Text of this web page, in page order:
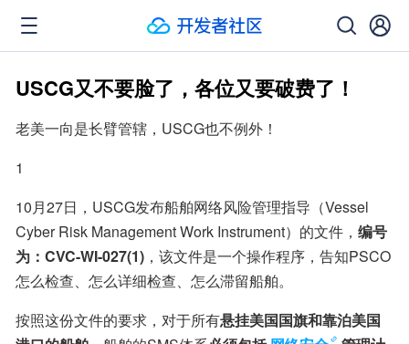
USCG又不要脸了，各位又要破费了！
老美一向是长臂管辖，USCG也不例外！
1
10月27日，USCG发布船舶网络风险管理指导（Vessel
Cyber Risk Management Work Instrument）的文件， 编号
为：CVC-WI-027(1) ，该文件是一个操作程序，告知PSCO
怎么检查、怎么详细检查、怎么滞留船舶。
按照这份文件的要求，对于所有悬挂美国国旗和靠泊美国